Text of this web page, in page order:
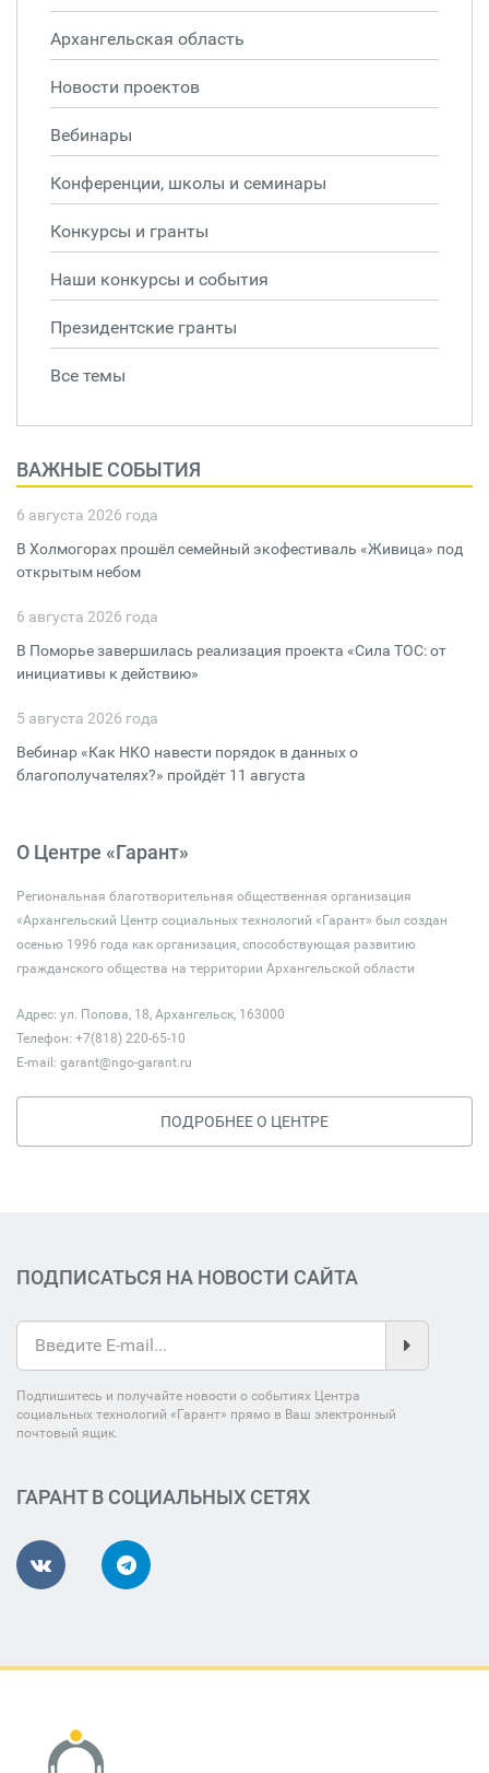
Архангельская область
Новости проектов
Вебинары
Конференции, школы и семинары
Конкурсы и гранты
Наши конкурсы и события
Президентские гранты
Все темы
ВАЖНЫЕ СОБЫТИЯ
6 августа 2026 года
В Холмогорах прошёл семейный экофестиваль «Живица» под
открытым небом
6 августа 2026 года
В Поморье завершилась реализация проекта «Сила ТОС: от
инициативы к действию»
5 августа 2026 года
Вебинар «Как НКО навести порядок в данных о
благополучателях?» пройдёт 11 августа
О Центре «Гарант»
Региональная благотворительная общественная организация
«Архангельский Центр социальных технологий «Гарант» был создан
осенью 1996 года как организация, способствующая развитию
гражданского общества на территории Архангельской области
Адрес: ул. Попова, 18, Архангельск, 163000
Телефон: +7(818) 220-65-10
E-mail: garant@ngo-garant.ru
ПОДРОБНЕЕ О ЦЕНТРЕ
ПОДПИСАТЬСЯ НА НОВОСТИ САЙТА
Подпишитесь и получайте новости о событиях Центра
социальных технологий «Гарант» прямо в Ваш электронный
почтовый ящик.
ГАРАНТ В СОЦИАЛЬНЫХ СЕТЯХ